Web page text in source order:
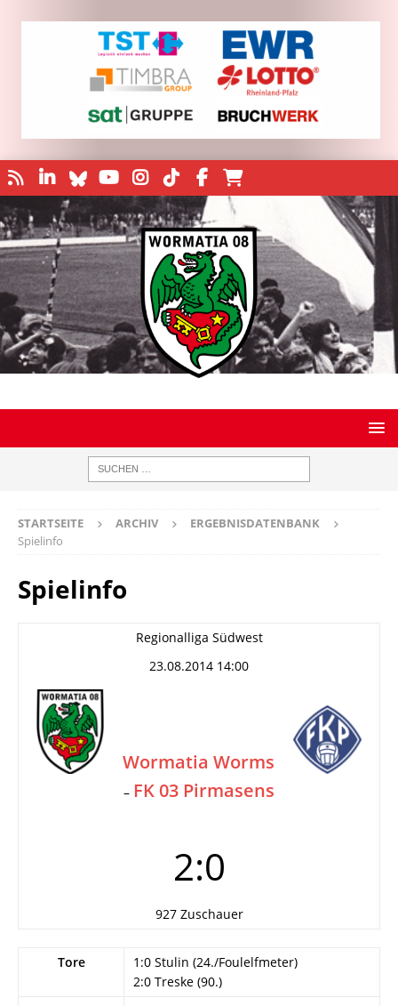
STARTSEITE ARCHIV
ERGEBNISDATENBANK
Spielinfo
Spielinfo
Regionalliga Südwest
23.08.2014 14:00
Wormatia Worms
– FK 03 Pirmasens
2:0
927 Zuschauer
Tore
1:0 Stulin (24./Foulelfmeter)
2:0 Treske (90.)